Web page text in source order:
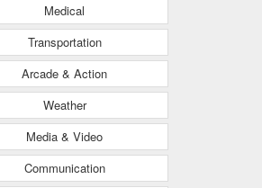
Medical
Transportation
Arcade & Action
Weather
Media & Video
Communication